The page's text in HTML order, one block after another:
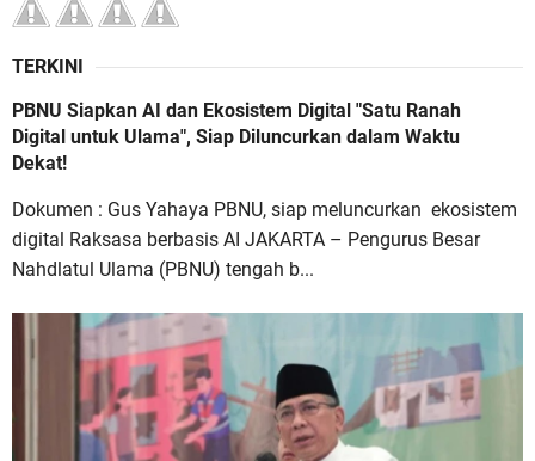
TERKINI
PBNU Siapkan AI dan Ekosistem Digital "Satu Ranah
Digital untuk Ulama", Siap Diluncurkan dalam Waktu
Dekat!
Dokumen : Gus Yahaya PBNU, siap meluncurkan ekosistem
digital Raksasa berbasis AI JAKARTA – Pengurus Besar
Nahdlatul Ulama (PBNU) tengah b...